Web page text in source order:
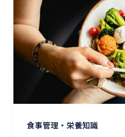
食事管理・栄養知識